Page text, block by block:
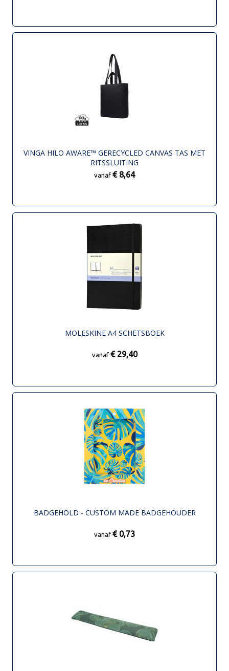
VINGA HILO AWARE™ GERECYCLED CANVAS TAS MET
RITSSLUITING
vanaf € 8,64
MOLESKINE A4 SCHETSBOEK
vanaf € 29,40
BADGEHOLD - CUSTOM MADE BADGEHOUDER
vanaf € 0,73